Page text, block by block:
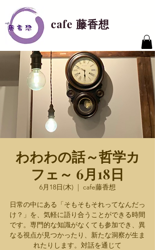
cafe 藤香想
わわわの話～哲学カ
フェ～ 6月18日
6月18日(木)
  |
cafe藤香想
日常の中にある「そもそもそれってなんだっ
け？」を、気軽に語り合うことができる時間
です。専門的な知識がなくても参加でき、異
なる視点が見つかったり、新たな洞察が生ま
れたりします。対話を通じて